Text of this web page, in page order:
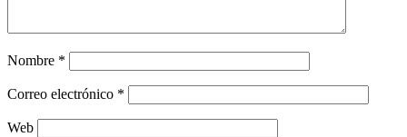
Nombre *
Correo electrónico *
Web